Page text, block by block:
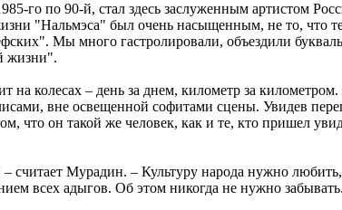
го по 90-й, стал здесь заслуженным артистом
"Нальмэса" был очень насыщенным, не то, что
Мы много гастролировали, объездили
жизни".
на колесах – день за днем, километр за
вне освещенной софитами сцены. Увидев
что он такой же человек, как и те, кто пришел
– считает Мурадин. – Культуру народа нужно
всех адыгов. Об этом никогда не нужно забывать.